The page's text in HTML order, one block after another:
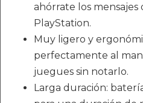
ahórrate los mensajes
PlayStation.
Muy ligero y
perfectamente al
juegues sin notarlo.
Larga duración: